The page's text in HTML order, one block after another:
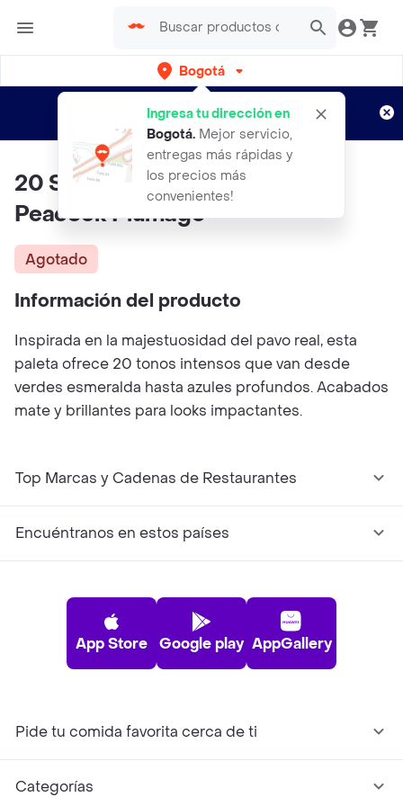
Bogotá
Ingresa tu dirección en
Bogotá. Mejor servicio,
entregas más rápidas y
los precios más
convenientes!
envíos gratis por semanas
Aplican TyC
20 Shade Eyeshadow Palette -
Peacock Plumage
Agotado
Información del producto
Inspirada en la majestuosidad del pavo real, esta
paleta ofrece 20 tonos intensos que van desde
verdes esmeralda hasta azules profundos. Acabados
mate y brillantes para looks impactantes.
Top Marcas y Cadenas de Restaurantes
Encuéntranos en estos países
App Store Google play AppGallery
Pide tu comida favorita cerca de ti
Categorías